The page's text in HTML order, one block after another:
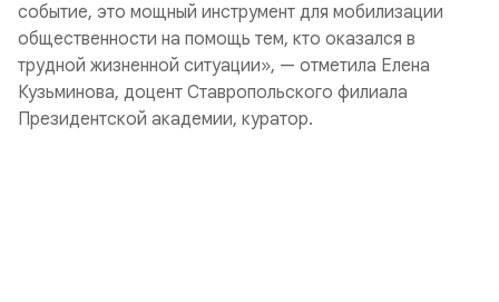
событие, это мощный инструмент для мобилизации
общественности на помощь тем, кто оказался в
трудной жизненной ситуации», — отметила Елена
Кузьминова, доцент Ставропольского филиала
Президентской академии, куратор.